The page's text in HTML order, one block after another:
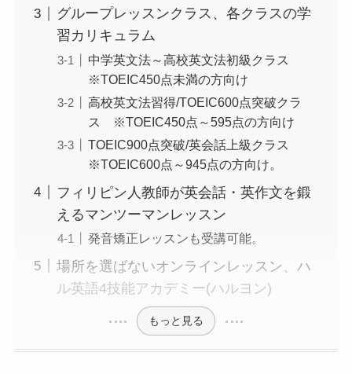
グループレッスンクラス、各クラスの学
習カリキュラム
中学英文法～高校英文法初級クラス
※TOEIC450点未満の方向け
高校英文法習得/TOEIC600点突破クラ
ス ※TOEIC450点～595点の方向け
TOEIC900点突破/英会話上級クラス
※TOEIC600点～945点の方向け。
フィリピン人教師が英会話・英作文を鍛
えるマンツーマンレッスン
発音矯正レッスンも受講可能。
場所を選ばないオンラインレッスン、ハ
ル英語4技能アカデミー(ハルヨン)
もっと見る